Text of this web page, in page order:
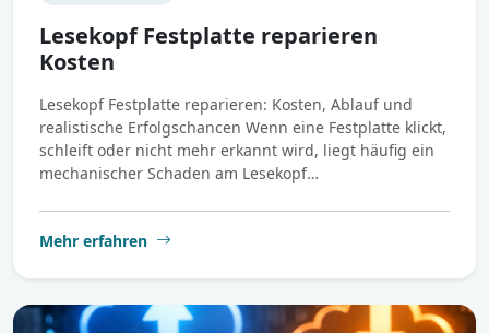
Lesekopf Festplatte reparieren
Kosten
Lesekopf Festplatte reparieren: Kosten, Ablauf und
realistische Erfolgschancen Wenn eine Festplatte klickt,
schleift oder nicht mehr erkannt wird, liegt häufig ein
mechanischer Schaden am Lesekopf…
Mehr erfahren